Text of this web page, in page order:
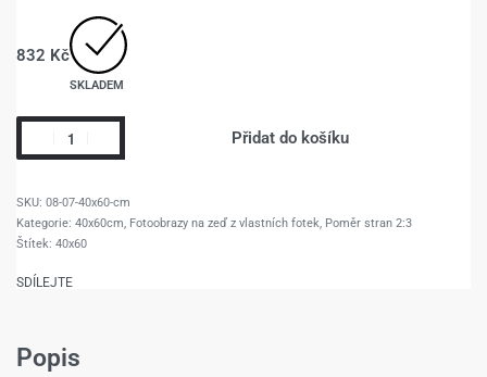
832 Kč
SKLADEM
Přidat do košíku
08-07-40x60-cm
Kategorie: 40x60cm, Fotoobrazy na zeď z vlastních fotek, Poměr stran 2:3
Štítek: 40x60
SDÍLEJTE
Popis